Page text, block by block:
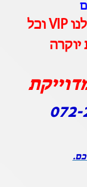
כי מבחינתינו כל הלקוחות שלנו VIP וכל
יוקרה
072-